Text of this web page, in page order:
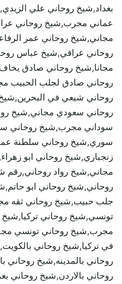
بغداد,شيخ روحاني علي
عماني مجرب,شيخ روحاني
مجاني,شيخ روحاني عمر
روحاني عراقي,شيخ عباس
مجانا,شيخ روحاني صادق
روحاني صادق لجلب الحبيب
روحاني شيعي في
روحاني سعودي مجاني,شيخ
سوداني مجرب,شيخ روحاني
سوري,شيخ روحاني سلطنة
زنجباري,شيخ روحاني ابو
مجاني,شيخ رواد
روحاني,شيخ روحاني ابو
جلب حبيب,شيخ روحاني ثقه
تونسي,شيخ روحاني
مجرب,شيخ روحاني تونسي
في تركيا,شيخ روحاني
روحاني بالمدينه,شيخ
روحاني بالاردن,شيخ روحاني